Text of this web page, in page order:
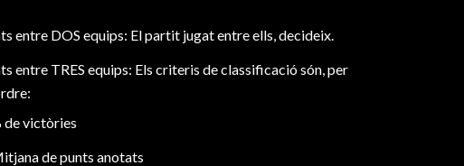
entre DOS equips: El partit jugat entre ells, decideix.
entre TRES equips: Els criteris de classificació són, per
de victòries
de punts anotats